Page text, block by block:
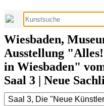
Wiesbaden,
Ausstellung
in Wiesbaden"
Saal 3 | Neue